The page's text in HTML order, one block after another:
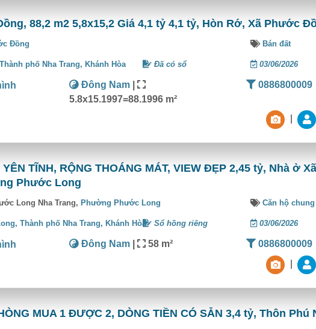
88,2 m2 5,8x15,2 Giá 4,1 tỷ 4,1 tỷ, Hòn Rớ, Xã Phước
Đồng Bán đất
Thành phố Nha Trang, Khánh Hòa Đã có sổ 03/06/2026
Đông Nam|
5.8x15.1997=88.1996 m²
0886800009
TĨNH, RỘNG THOÁNG MÁT, VIEW ĐẸP 2,45 tỷ, Nhà ở
Phước Long
Long Nha Trang, Phường Phước Long Căn hộ
Thành phố Nha Trang, Khánh Hòa Sổ hồng riêng 03/06/2026
Đông Nam| 58 m² 0886800009
MUA 1 ĐƯỢC 2, DÒNG TIỀN CÓ SẴN 3,4 tỷ, Thôn Phú